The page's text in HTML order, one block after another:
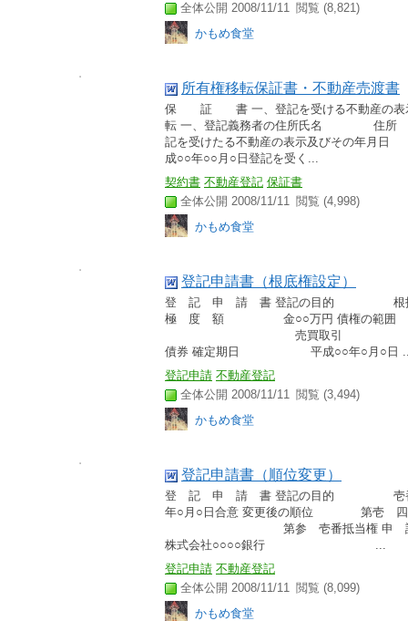
全体公開 2008/11/11 閲覧 (8,821)
かもめ食堂
所有権移転保証書・不動産売渡書
保 証 書 一、登記を受ける不動産の
転 一、登記義務者の住所氏
記を受けたる不動産の表示及び
成○○年○○月○日登記を受く...
契約書 不動産登記 保証書
全体公開 2008/11/11 閲覧 (4,998)
かもめ食堂
登記申請書（根底権設定）
登 記 申 請 書 登記の目的 根
極 度 額 金○○万円 債権の範囲
売買取引
債券 確定期日 平成○○年○月○日
登記申請 不動産登記
全体公開 2008/11/11 閲覧 (3,494)
かもめ食堂
登記申請書（順位変更）
登 記 申 請 書 登記の目的 壱
年○月○日合意 変更後の順位
第参 壱番抵
株式会社○○○○銀行 ...
登記申請 不動産登記
全体公開 2008/11/11 閲覧 (8,099)
かもめ食堂